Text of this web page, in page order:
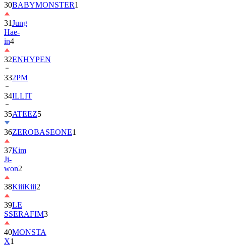
31Jung
Hae-
in4
32ENHYPEN
332PM
34ILLIT
35ATEEZ
36ZEROBASEONE
37Kim
Ji-
won2
38KiiiKiii
39LE
SSERAFIM
40MONSTA
X
41AHOF